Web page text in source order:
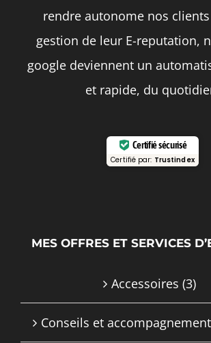
rendre autonome nos
gestion de leur E-reputation,
google deviennent un
et rapide, du
Certifié sécurisé
Certifié par: Trustindex
MES OFFRES ET SERVICES
Accessoires (3)
Conseils et